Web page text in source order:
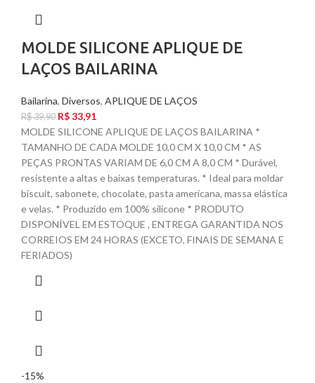
MOLDE SILICONE APLIQUE DE
LAÇOS BAILARINA
Bailarina, Diversos, APLIQUE DE LAÇOS
R$39,90 R$33,91
MOLDE SILICONE APLIQUE DE LAÇOS BAILARINA *
TAMANHO DE CADA MOLDE 10,0 CM X 10,0 CM * AS
PEÇAS PRONTAS VARIAM DE 6,0 CM A 8,0 CM * Durável,
resistente a altas e baixas temperaturas. * Ideal para moldar
biscuit, sabonete, chocolate, pasta americana, massa elástica
e velas. * Produzido em 100% silicone * PRODUTO
DISPONÍVEL EM ESTOQUE , ENTREGA GARANTIDA NOS
CORREIOS EM 24 HORAS (EXCETO, FINAIS DE SEMANA E
FERIADOS)
-15%